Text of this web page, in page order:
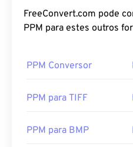
FreeConvert.com pode
PPM para estes outros
PPM Conversor
PPM para TIFF
PPM para BMP